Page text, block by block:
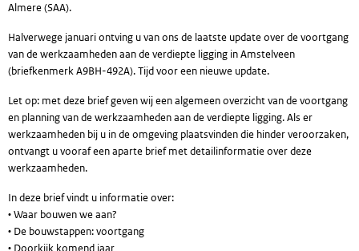
Almere (SAA).
Halverwege januari ontving u van ons de laatste update over de voortgang
van de werkzaamheden aan de verdiepte ligging in Amstelveen
(briefkenmerk A9BH-492A). Tijd voor een nieuwe update.
Let op: met deze brief geven wij een algemeen overzicht van de voortgang
en planning van de werkzaamheden aan de verdiepte ligging. Als er
werkzaamheden bij u in de omgeving plaatsvinden die hinder veroorzaken,
ontvangt u vooraf een aparte brief met detailinformatie over deze
werkzaamheden.
In deze brief vindt u informatie over:
• Waar bouwen we aan?
• De bouwstappen: voortgang
• Doorkijk komend jaar